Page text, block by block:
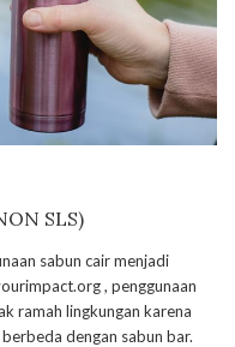
SLS)
sabun cair menjadi
, penggunaan
ramah lingkungan karena
dengan sabun bar.